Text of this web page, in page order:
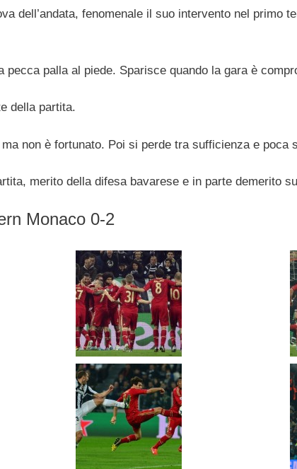
dell’andata, fenomenale il suo intervento nel primo
pecca palla al piede. Sparisce quando la gara è
della partita.
non è fortunato. Poi si perde tra sufficienza e poca
merito della difesa bavarese e in parte demerito
Monaco 0-2